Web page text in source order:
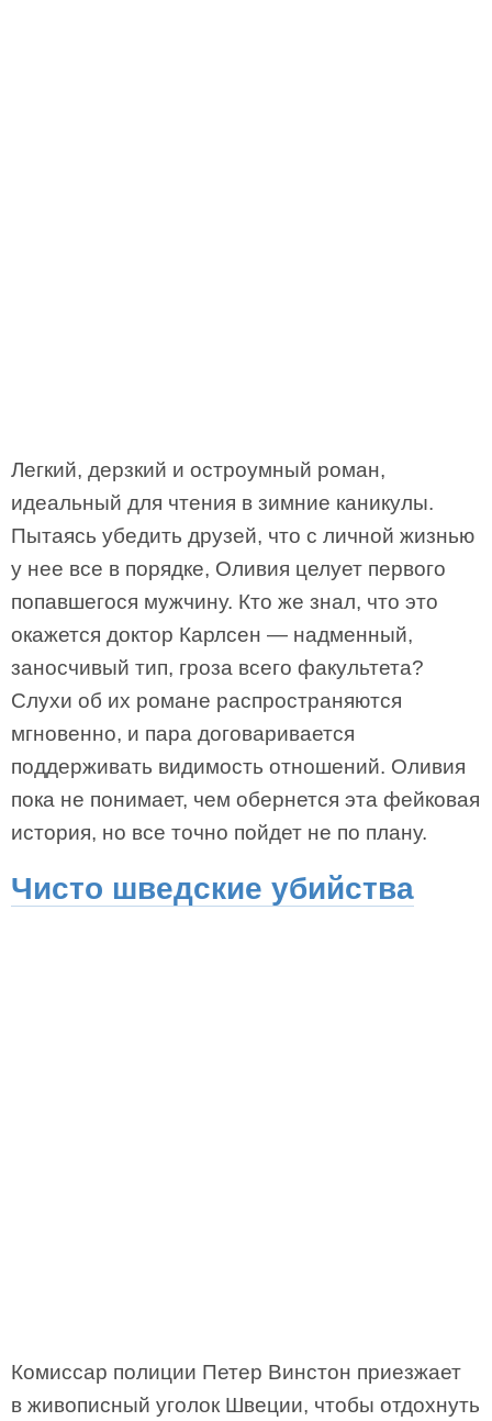
Легкий, дерзкий и остроумный роман,
идеальный для чтения в зимние каникулы.
Пытаясь убедить друзей, что с личной жизнью
у нее все в порядке, Оливия целует первого
попавшегося мужчину. Кто же знал, что это
окажется доктор Карлсен — надменный,
заносчивый тип, гроза всего факультета?
Слухи об их романе распространяются
мгновенно, и пара договаривается
поддерживать видимость отношений. Оливия
пока не понимает, чем обернется эта фейковая
история, но все точно пойдет не по плану.
Чисто шведские убийства
Комиссар полиции Петер Винстон приезжает
в живописный уголок Швеции, чтобы отдохнуть